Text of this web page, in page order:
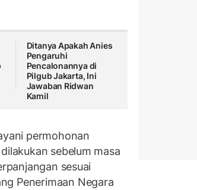
Ditanya Apakah Anies
Pengaruhi
Pencalonannya di
Pilgub Jakarta, Ini
Jawaban Ridwan
Kamil
permohonan
sebelum masa
sesuai
Penerimaan Negara